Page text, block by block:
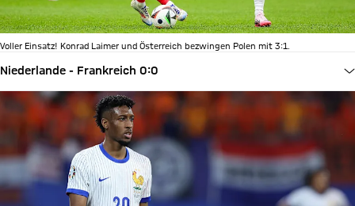
Voller Einsatz! Konrad Laimer und Österreich bezwingen Polen mit 3:1.
Niederlande - Frankreich 0:0